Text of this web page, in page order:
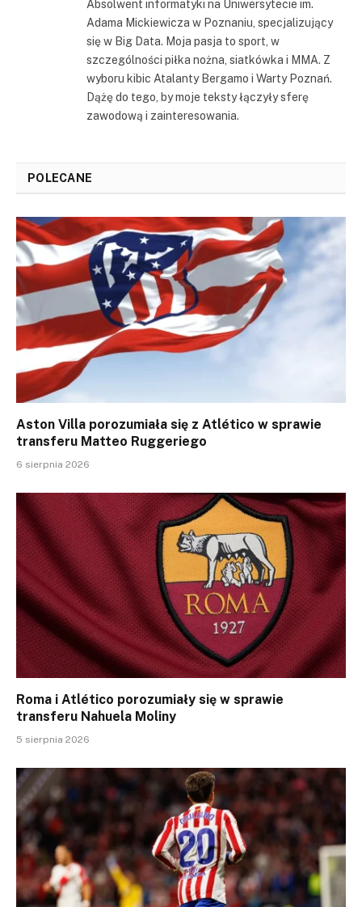
Absolwent informatyki na Uniwersytecie im.
Adama Mickiewicza w Poznaniu, specjalizujący
się w Big Data. Moja pasja to sport, w
szczególności piłka nożna, siatkówka i MMA. Z
wyboru kibic Atalanty Bergamo i Warty Poznań.
Dążę do tego, by moje teksty łączyły sferę
zawodową i zainteresowania.
POLECANE
Aston Villa porozumiała się z Atlético w sprawie
transferu Matteo Ruggeriego
6 sierpnia 2026
Roma i Atlético porozumiały się w sprawie
transferu Nahuela Moliny
5 sierpnia 2026